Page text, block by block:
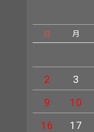
日 月
2
3
9
10
16
17